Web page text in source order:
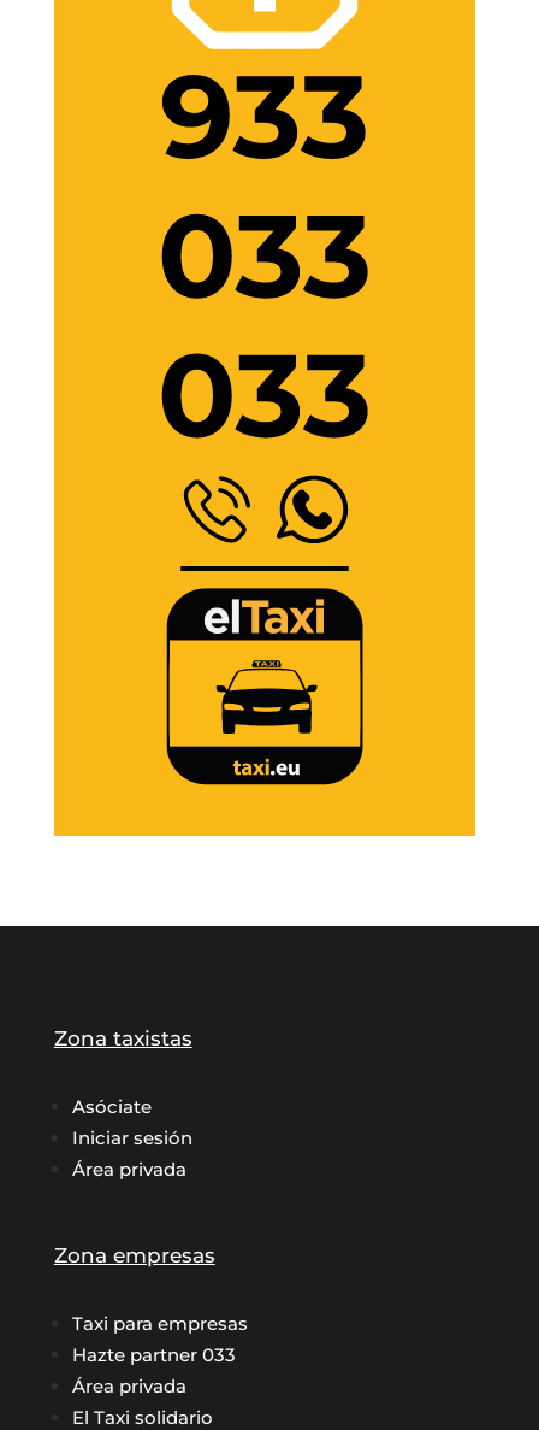
Zona taxistas
Asóciate
Iniciar sesión
Área privada
Zona empresas
Taxi para empresas
Hazte partner 033
Área privada
El Taxi solidario